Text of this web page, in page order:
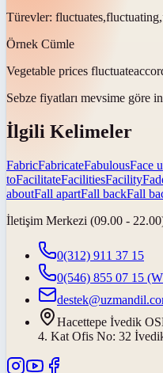
Türevler:
Örnek Cümle
Vegetable prices fluctuate
Sebze fiyatları mevsime göre
İlgili Kelimeler
FabricFabricateFabulousFace
toFacilitateFacilitiesFacility
aboutFall apartFall backFall
İletişim Merkezi (09.00 -
0(312) 911 37 15
0(546) 855 07 15
Hacettepe İvedik
4. Kat Ofis No: 32